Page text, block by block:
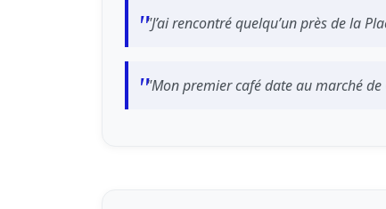
"J’ai rencontré quelqu’un près de la
"Mon premier café date au marché